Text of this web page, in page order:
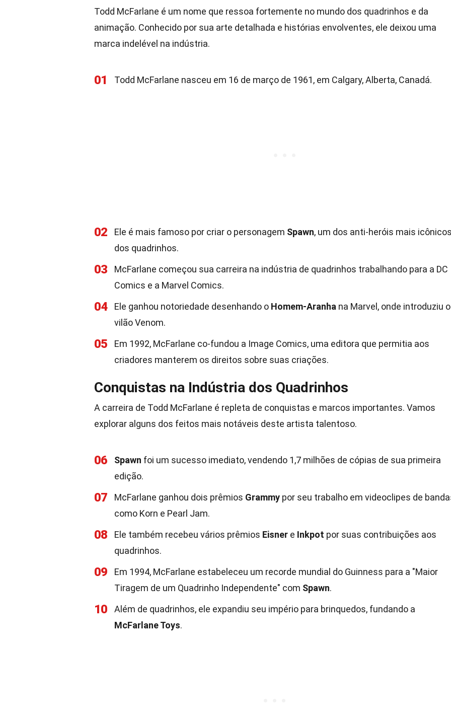
Todd McFarlane é um nome que ressoa fortemente no mundo dos quadrinhos e da
animação. Conhecido por sua arte detalhada e histórias envolventes, ele deixou uma
marca indelével na indústria.
01 Todd McFarlane nasceu em 16 de março de 1961, em Calgary, Alberta, Canadá.
02 Ele é mais famoso por criar o personagem Spawn, um dos anti-heróis mais
dos quadrinhos.
03
McFarlane começou sua carreira na indústria de quadrinhos trabalhando para a DC
Comics e a Marvel Comics.
04 Ele ganhou notoriedade desenhando o Homem-Aranha na Marvel, onde introduziu o
vilão Venom.
05
Em 1992, McFarlane co-fundou a Image Comics, uma editora que permitia aos
criadores manterem os direitos sobre suas criações.
Conquistas na Indústria dos Quadrinhos
A carreira de Todd McFarlane é repleta de conquistas e marcos importantes. Vamos
explorar alguns dos feitos mais notáveis deste artista talentoso.
06 Spawn foi um sucesso imediato, vendendo 1,7 milhões de cópias de sua primeira
edição.
07 McFarlane ganhou dois prêmios Grammy por seu trabalho em videoclipes de
como Korn e Pearl Jam.
08 Ele também recebeu vários prêmios Eisner e Inkpot por suas contribuições aos
quadrinhos.
09
Em 1994, McFarlane estabeleceu um recorde mundial do Guinness para a "Maior
Tiragem de um Quadrinho Independente" com Spawn.
10
Além de quadrinhos, ele expandiu seu império para brinquedos, fundando a
McFarlane Toys.